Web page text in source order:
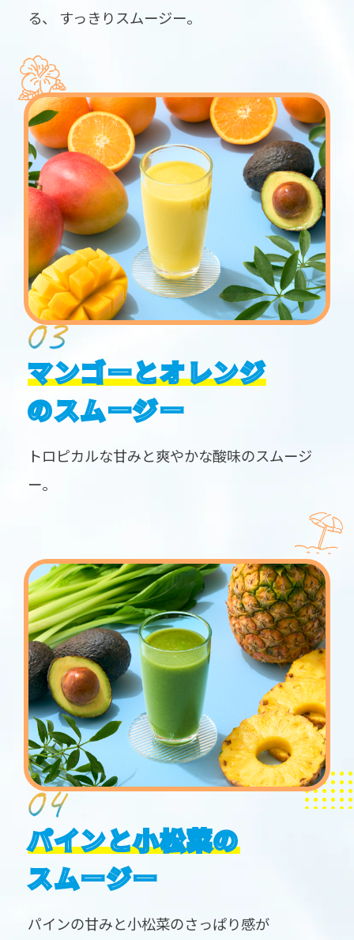
る、
すっきりスムージー。
マンゴーとオレンジ
のスムージー
トロピカルな甘みと爽やかな酸味のスムージ
ー。
パインと小松菜の
スムージー
パインの甘みと小松菜のさっぱり感が